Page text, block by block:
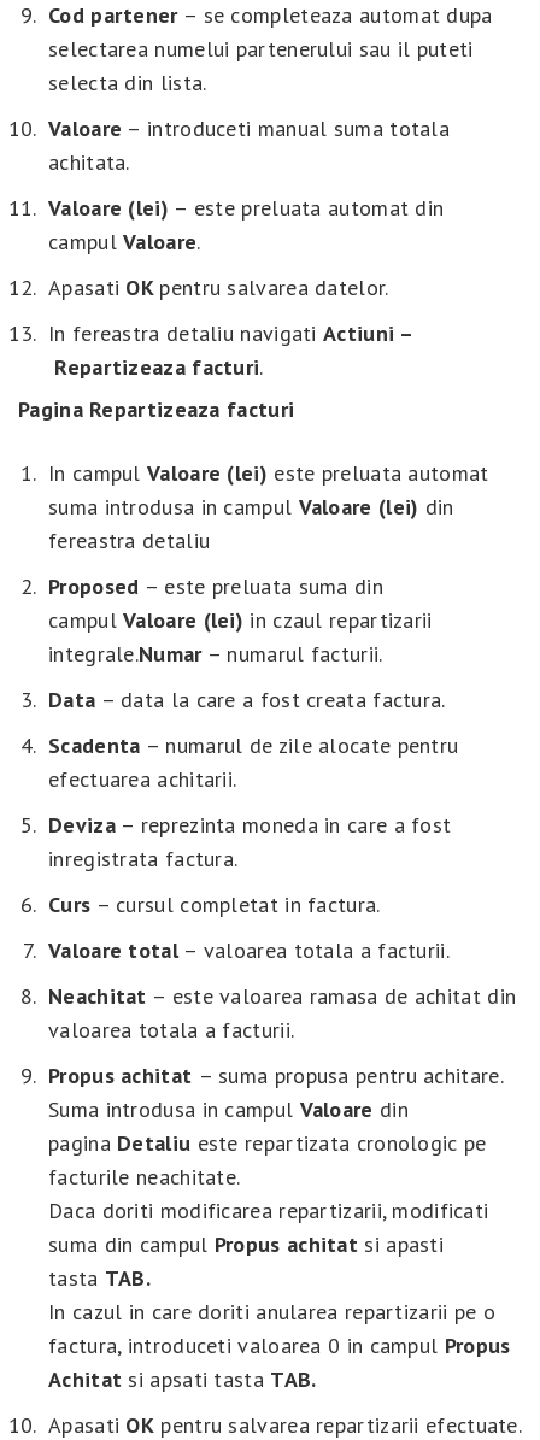
Cod partener– se completeaza automat dupa
selectarea numelui partenerului sau il puteti
selecta din lista.
Valoare – introduceti manual suma totala
achitata.
Valoare (lei) – este preluata automat din
campulValoare.
Apasati OK pentru salvarea datelor.
In fereastra detaliu navigati Actiuni –
Repartizeaza facturi.
Pagina Repartizeaza facturi
In campul Valoare (lei) este preluata automat
suma introdusa in campul Valoare (lei) din
fereastra detaliu
Proposed – este preluata suma din
campulValoare (lei) in czaul repartizarii
integrale.Numar– numarul facturii.
Data – data la care a fost creata factura.
Scadenta – numarul de zile alocate pentru
efectuarea achitarii.
Deviza– reprezinta moneda in care a fost
inregistrata factura.
Curs – cursul completat in factura.
Valoare total– valoarea totala a facturii.
Neachitat – este valoarea ramasa de achitat din
valoarea totala a facturii.
Propus achitat – suma propusa pentru achitare.
Suma introdusa in campul Valoare din
pagina Detaliu este repartizata cronologic pe
facturile neachitate.
Daca doriti modificarea repartizarii, modificati
suma din campul Propus achitat si apasti
tasta TAB.
In cazul in care doriti anularea repartizarii pe o
factura, introduceti valoarea 0 in campul Propus
Achitat si apsati tasta TAB.
Apasati OK pentru salvarea repartizarii efectuate.